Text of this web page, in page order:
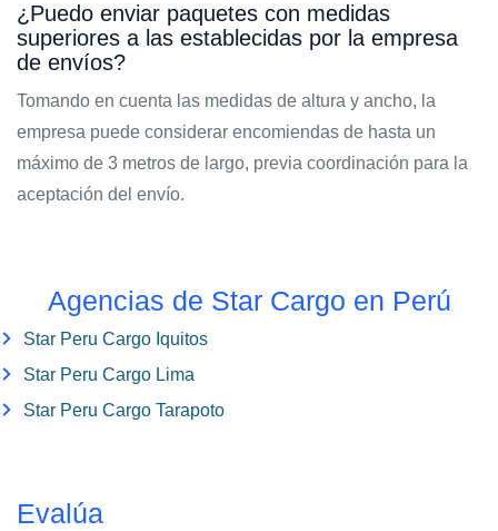
¿Puedo enviar paquetes con medidas
superiores a las establecidas por la empresa
de envíos?
Tomando en cuenta las medidas de altura y ancho, la
empresa puede considerar encomiendas de hasta un
máximo de 3 metros de largo, previa coordinación para la
aceptación del envío.
Agencias de Star Cargo en Perú
Star Peru Cargo Iquitos
Star Peru Cargo Lima
Star Peru Cargo Tarapoto
Evalúa